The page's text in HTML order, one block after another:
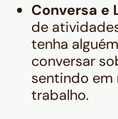
Conversa e
de
tenha
conversar
sentindo em
trabalho.